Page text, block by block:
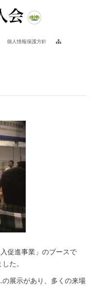
個人情報保護方針
促進事業」のブースで
た。
展示があり、多くの来場